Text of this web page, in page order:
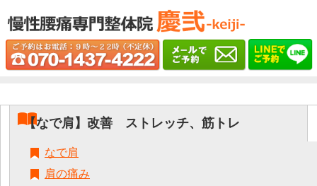
【なで肩】改善 ストレッチ、筋トレ
なで肩
肩の痛み